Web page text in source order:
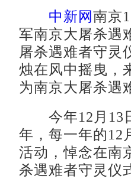
中新网 南京
军南京大屠杀遇
屠杀遇难者守灵
烛在风中摇曳，
为南京大屠杀遇
今年12月13日
年，每一年的12
活动，悼念在南
杀遇难者守灵仪